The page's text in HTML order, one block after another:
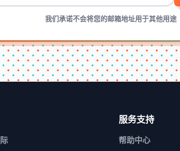
我们承诺不会将您的邮箱地址用于其他用途
服务支持
帮助中心